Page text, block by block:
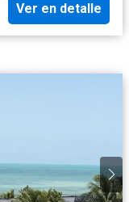
Ver en detalle